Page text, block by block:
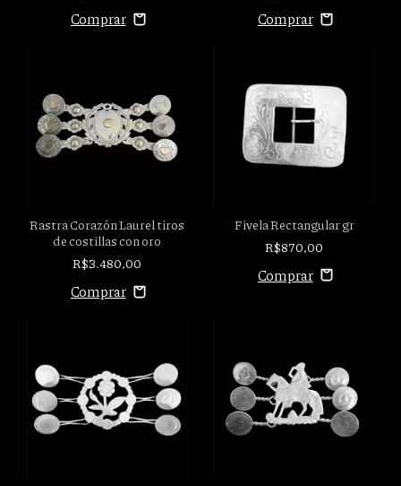
Rastra Corazón Laurel tiros
de costillas con oro
R$3.480,00
Fivela Rectangular gr
R$870,00